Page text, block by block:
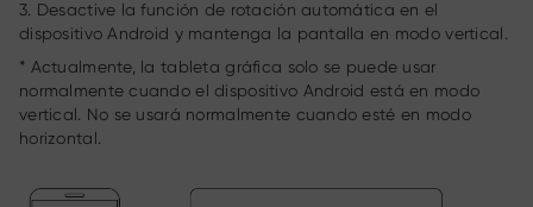
3. Desactive la función de rotación automática en el
dispositivo Android y mantenga la pantalla en modo vertical.
* Actualmente, la tableta gráfica solo se puede usar
normalmente cuando el dispositivo Android está en modo
vertical. No se usará normalmente cuando esté en modo
horizontal.